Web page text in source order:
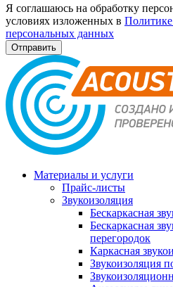
Я соглашаюсь на обработку
условиях изложенных в
персональных данных
Материалы и услуги
Прайс-листы
Звукоизоляция
Бескаркасная
Бескаркасная
перегородок
Каркасная
Звукоизоляция